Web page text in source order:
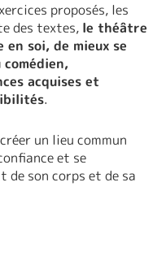
proposés, les
des textes, le théâtre
soi, de mieux se
acquises et
.
un lieu commun
et se
son corps et de sa